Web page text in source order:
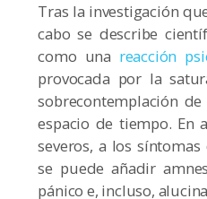
Tras la investigación
cabo se describe
como una reacción
provocada por la
sobrecontemplación
espacio de tiempo. En
severos, a los
se puede añadir
pánico e, incluso,